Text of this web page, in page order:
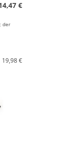
€
der
19,98 €